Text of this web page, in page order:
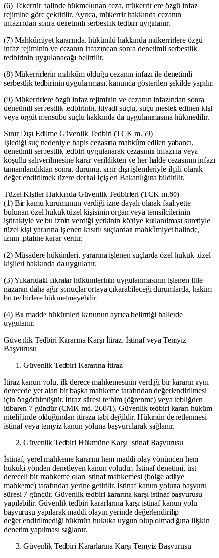
(6) Tekerrür halinde hükmolunan ceza, mükerrirlere özgü infaz
rejimine göre çektirilir. Ayrıca, mükerrir hakkında cezanın
infazından sonra denetimli serbestlik tedbiri uygulanır.
(7) Mahkûmiyet kararında, hükümlü hakkında mükerrirlere özgü
infaz rejiminin ve cezanın infazından sonra denetimli serbestlik
tedbirinin uygulanacağı belirtilir.
(8) Mükerrirlerin mahkûm olduğu cezanın infazı ile denetimli
serbestlik tedbirinin uygulanması, kanunda gösterilen şekilde yapılır.
(9) Mükerrirlere özgü infaz rejiminin ve cezanın infazından sonra
denetimli serbestlik tedbirinin, itiyadi suçlu, suçu meslek edinen kişi
veya örgüt mensubu suçlu hakkında da uygulanmasına hükmedilir.
Sınır Dışı Edilme Güvenlik Tedbiri (TCK m.59)
İşlediği suç nedeniyle hapis cezasına mahkûm edilen yabancı,
denetimli serbestlik tedbiri uygulanarak cezasının infazına veya
koşullu salıverilmesine karar verildikten ve her halde cezasının infazı
tamamlandıktan sonra, durumu, sınır dışı işlemleriyle ilgili olarak
değerlendirilmek üzere derhal İçişleri Bakanlığına bildirilir.
Tüzel Kişiler Hakkında Güvenlik Tedbirleri (TCK m.60)
(1) Bir kamu kurumunun verdiği izne dayalı olarak faaliyette
bulunan özel hukuk tüzel kişisinin organ veya temsilcilerinin
iştirakiyle ve bu iznin verdiği yetkinin kötüye kullanılması suretiyle
tüzel kişi yararına işlenen kasıtlı suçlardan mahkûmiyet halinde,
iznin iptaline karar verilir.
(2) Müsadere hükümleri, yararına işlenen suçlarda özel hukuk tüzel
kişileri hakkında da uygulanır.
(3) Yukarıdaki fıkralar hükümlerinin uygulanmasının işlenen fiile
nazaran daha ağır sonuçlar ortaya çıkarabileceği durumlarda, hakim
bu tedbirlere hükmetmeyebilir.
(4) Bu madde hükümleri kanunun ayrıca belirttiği hallerde
uygulanır.
Güvenlik Tedbiri Kararına Karşı İtiraz, İstinaf veya Temyiz
Başvurusu
Güvenlik Tedbiri Kararına İtiraz
İtiraz kanun yolu, ilk derece mahkemesinin verdiği bir kararın aynı
derecede yer alan bir başka mahkeme tarafından değerlendirilmesi
için öngörülmüştür. İtiraz süresi tefhim (öğrenme) veya tebliğden
itibaren 7 gündür (CMK md. 268/1). Güvenlik tedbiri kararı hüküm
niteliğinde olduğundan itiraza tabi değildir. Hükmün denetlenmesi
istinaf veya temyiz kanun yoluna başvurularak sağlanır.
Güvenlik Tedbiri Hükmüne Karşı İstinaf Başvurusu
İstinaf, yerel mahkeme kararını hem maddi olay yönünden hem
hukuki yönden denetleyen kanun yoludur. İstinaf denetimi, üst
dereceli bir mahkeme olan istinaf mahkemesi (bölge adliye
mahkeme) tarafından yerine getirilir. İstinaf kanun yoluna başvuru
süresi 7 gündür. Güvenlik tedbiri kararına karşı istinaf başvurusu
yapılabilir. Güvenlik tedbiri kararlarına karşı istinaf kanun yolu
başvurusu yapılarak maddi olayın yerinde değerlendirilip
değerlendirilmediği hükmün hukuka uygun olup olmadığına ilişkin
denetim yapılması sağlanır.
Güvenlik Tedbiri Kararlarına Karşı Temyiz Başvurusu